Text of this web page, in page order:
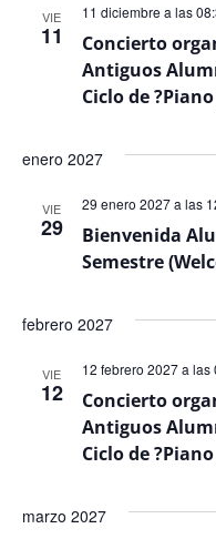
VIE
11
Concierto
Antiguos
Ciclo de
11 diciembre a las
enero 2027
VIE
29
Bienvenida
Semestre
29 enero 2027 a las
febrero 2027
VIE
12
Concierto
Antiguos
Ciclo de
12 febrero 2027 a las
marzo 2027